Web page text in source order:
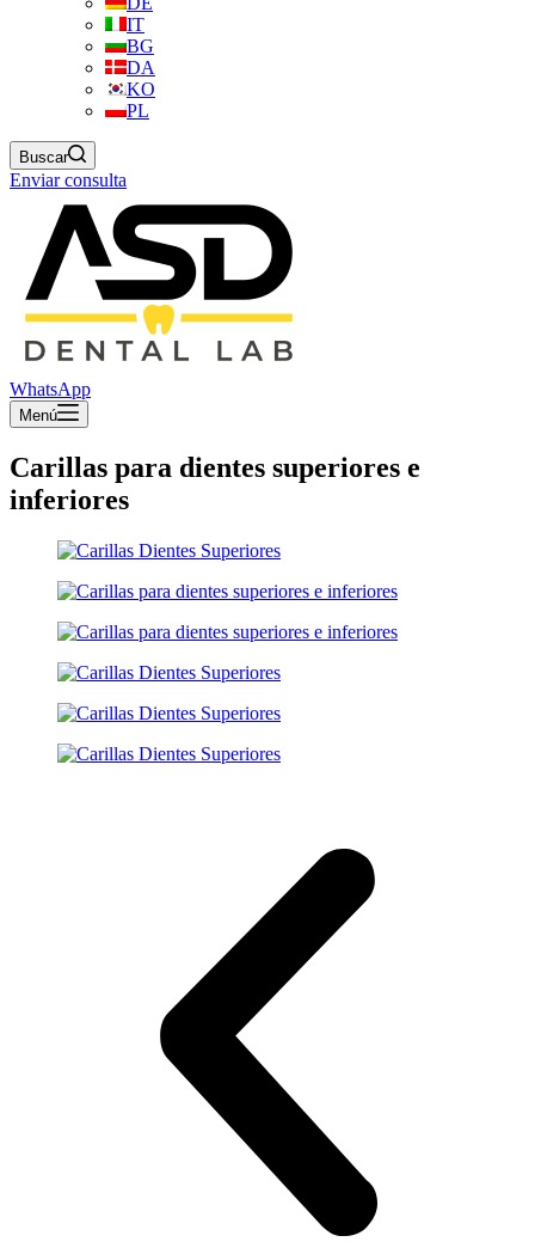
IT
BG
DA
KO
PL
Buscar
Enviar consulta
WhatsApp
Menú
Carillas para dientes superiores e
inferiores